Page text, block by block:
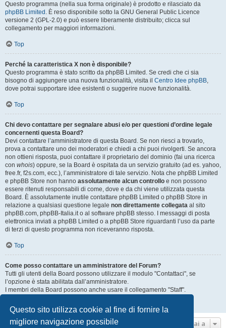
Questo sito utilizza cookie al fine di fornire la
migliore navigazione possibile
Questo programma (nella sua forma originale) è prodotto e rilasciato da
phpBB Limited . È reso disponibile sotto la GNU General Public Licence
versione 2 (GPL-2.0) e può essere liberamente distribuito; clicca sul
collegamento per maggiori informazioni.
Top
Perché la caratteristica X non è disponibile?
Questo programma è stato scritto da phpBB Limited. Se credi che ci sia
bisogno di aggiungere una nuova funzionalità, visita il Centro Idee phpBB,
dove potrai supportare idee esistenti o suggerire nuove funzionalità.
Top
Chi devo contattare per segnalare abusi e/o per questioni d’ordine legale
concernenti questa Board?
Devi contattare l’amministratore di questa Board. Se non riesci a trovarlo,
prova a contattare uno dei moderatori e chiedi a chi puoi rivolgerti. Se ancora
non ottieni risposta, puoi contattare il proprietario del dominio (fai una ricerca
con whois) oppure, se la Board è ospitata da un servizio gratuito (ad es. yahoo,
free.fr, f2s.com, ecc.), l’amministratore di tale servizio. Nota che phpBB Limited
e phpBB Store non hanno assolutamente alcun controllo e non possono
essere ritenuti responsabili di come, dove e da chi viene utilizzata questa
Board. È assolutamente inutile contattare phpBB Limited o phpBB Store in
relazione a qualsiasi questione legale non direttamente collegata al sito
phpBB.com, phpBB-Italia.it o al software phpBB stesso. I messaggi di posta
elettronica inviati a phpBB Limited o a phpBB Store riguardanti l’uso da parte
di terzi di questo programma non riceveranno risposta.
Top
Come posso contattare un amministratore del Forum?
Tutti gli utenti della Board possono utilizzare il modulo "Contattaci", se
l’opzione è stata abilitata dall’amministratore.
I membri della Board possono anche usare il collegamento "Staff".
Top
Vai a